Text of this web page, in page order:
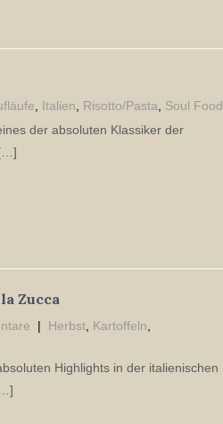
Italien Risotto/Pasta
Soul Food
der absoluten Klassiker der
Zucca
| Herbst, Kartoffeln
Highlights in der italienischen